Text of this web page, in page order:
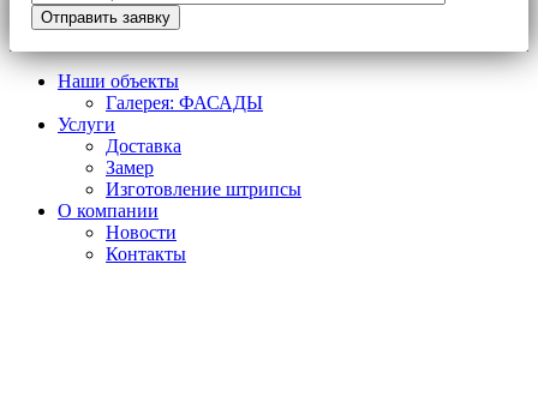
Наши объекты
Галерея: ФАСАДЫ
Услуги
Доставка
Замер
Изготовление штрипсы
О компании
Новости
Контакты